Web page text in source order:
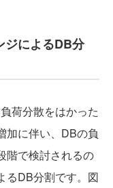
ジによるDB分
荷分散をはかった
加に伴い、DBの負
階で検討されるの
るDB分割です。図